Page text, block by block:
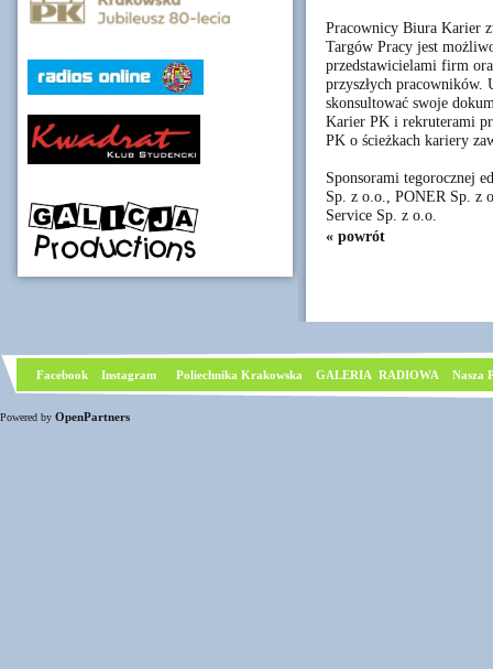
Pracownicy Biura Karier
Targów Pracy jest
przedstawicielami firm
przyszłych pracowników.
skonsultować swoje
Karier PK i rekruterami
PK o ścieżkach kariery
Sponsorami tegorocznej
Sp. z o.o., PONER Sp. z
Service Sp. z o.o.
« powrót
Facebook Instagram Poliechnika Krakowska GALERIA RADIOWA Nasza
Powered by OpenPartners